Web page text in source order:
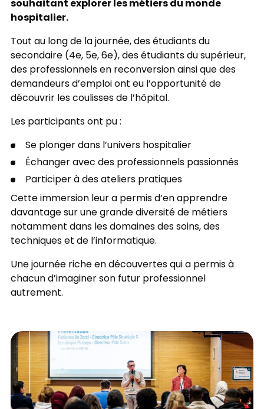
souhaitant explorer les métiers du monde
hospitalier.
Tout au long de la journée, des étudiants du
secondaire (4e, 5e, 6e), des étudiants du supérieur,
des professionnels en reconversion ainsi que des
demandeurs d’emploi ont eu l’opportunité de
découvrir les coulisses de l’hôpital.
Les participants ont pu :
Se plonger dans l’univers hospitalier
Échanger avec des professionnels passionnés
Participer à des ateliers pratiques
Cette immersion leur a permis d’en apprendre
davantage sur une grande diversité de métiers
notamment dans les domaines des soins, des
techniques et de l’informatique.
Une journée riche en découvertes qui a permis à
chacun d’imaginer son futur professionnel
autrement.